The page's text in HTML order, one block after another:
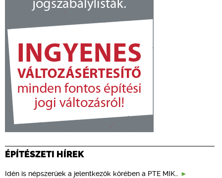
ÉPÍTÉSZETI HÍREK
Idén is népszerűek a jelentkezők körében a PTE MIK…